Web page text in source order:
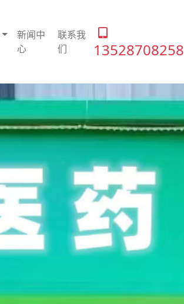
新闻中
心
联系我
们
13528708258